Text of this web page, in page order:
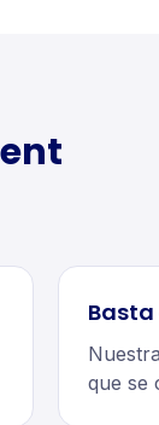
Basta
que se